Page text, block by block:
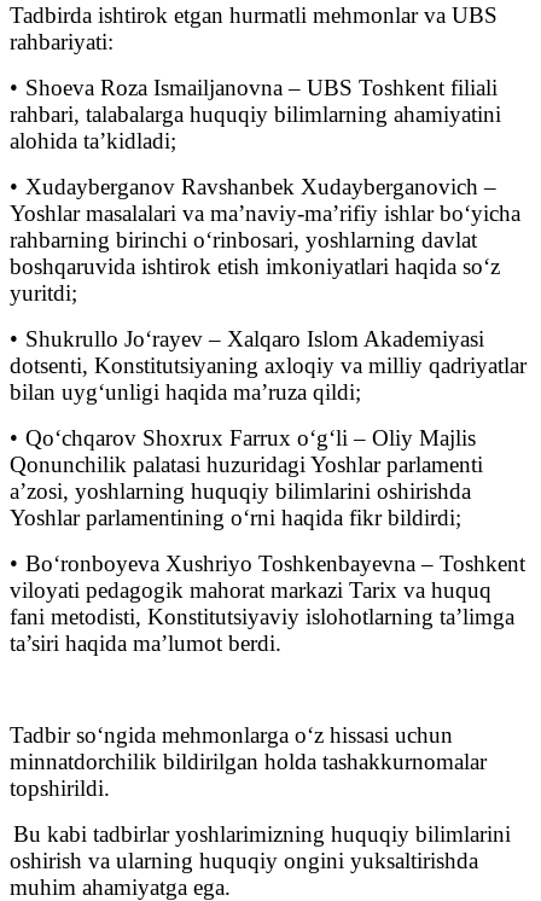
Tadbirda ishtirok etgan hurmatli mehmonlar va UBS
rahbariyati:
• Shoeva Roza Ismailjanovna – UBS Toshkent filiali
rahbari, talabalarga huquqiy bilimlarning ahamiyatini
alohida ta’kidladi;
• Xudayberganov Ravshanbek Xudayberganovich –
Yoshlar masalalari va ma’naviy-ma’rifiy ishlar bo‘yicha
rahbarning birinchi o‘rinbosari, yoshlarning davlat
boshqaruvida ishtirok etish imkoniyatlari haqida so‘z
yuritdi;
• Shukrullo Jo‘rayev – Xalqaro Islom Akademiyasi
dotsenti, Konstitutsiyaning axloqiy va milliy qadriyatlar
bilan uyg‘unligi haqida ma’ruza qildi;
• Qo‘chqarov Shoxrux Farrux o‘g‘li – Oliy Majlis
Qonunchilik palatasi huzuridagi Yoshlar parlamenti
a’zosi, yoshlarning huquqiy bilimlarini oshirishda
Yoshlar parlamentining o‘rni haqida fikr bildirdi;
• Bo‘ronboyeva Xushriyo Toshkenbayevna – Toshkent
viloyati pedagogik mahorat markazi Tarix va huquq
fani metodisti, Konstitutsiyaviy islohotlarning ta’limga
ta’siri haqida ma’lumot berdi.
Tadbir so‘ngida mehmonlarga o‘z hissasi uchun
minnatdorchilik bildirilgan holda tashakkurnomalar
topshirildi.
Bu kabi tadbirlar yoshlarimizning huquqiy bilimlarini
oshirish va ularning huquqiy ongini yuksaltirishda
muhim ahamiyatga ega.